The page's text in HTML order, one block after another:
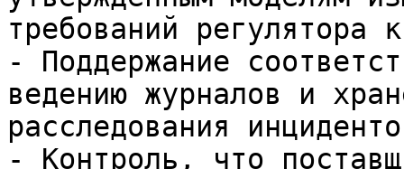
требований регулятора
- Поддержание
ведению журналов и
расследования
- Контроль, что